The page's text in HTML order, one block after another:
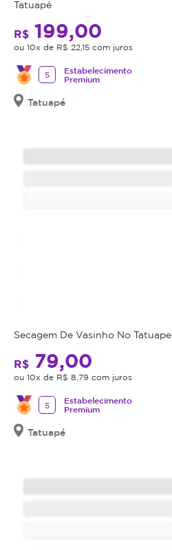
Tatuapé
R$ 199,00
ou 10x de R$ 22,15 com juros
5
Estabelecimento
Premium
Tatuapé
Secagem De Vasinho No Tatuape
R$ 79,00
ou 10x de R$ 8,79 com juros
5
Estabelecimento
Premium
Tatuapé